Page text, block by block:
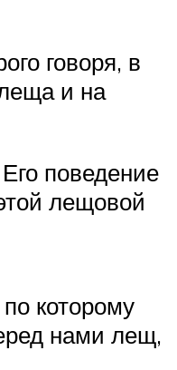
говоря, в
и на
поведение
лещовой
которому
нами лещ,